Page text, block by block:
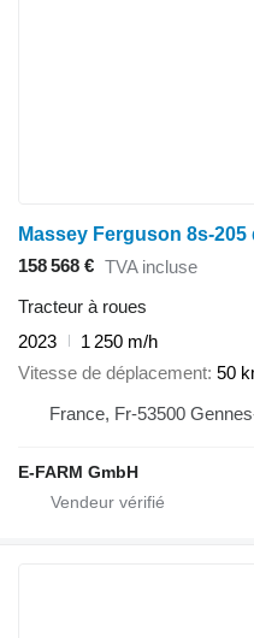
Massey Ferguson 8s-205
158 568 € TVA incluse
Tracteur à roues
2023
1 250 m/h
Vitesse de déplacement 50
France, Fr-53500
E-FARM GmbH